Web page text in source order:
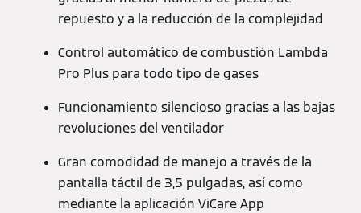
repuesto y a la reducción de la complejidad
Control automático de combustión Lambda
Pro Plus para todo tipo de gases
Funcionamiento silencioso gracias a las bajas
revoluciones del ventilador
Gran comodidad de manejo a través de la
pantalla táctil de 3,5 pulgadas, así como
mediante la aplicación ViCare App